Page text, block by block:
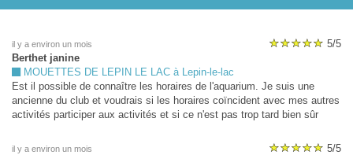
il y a environ un mois
5/5
Berthet janine
MOUETTES DE LEPIN LE LAC à Lepin-le-lac
Est il possible de connaître les horaires de l'aquarium. Je suis une
ancienne du club et voudrais si les horaires coïncident avec mes autres
activités participer aux activités et si ce n'est pas trop tard bien sûr
moment Merci
il y a environ un mois
5/5